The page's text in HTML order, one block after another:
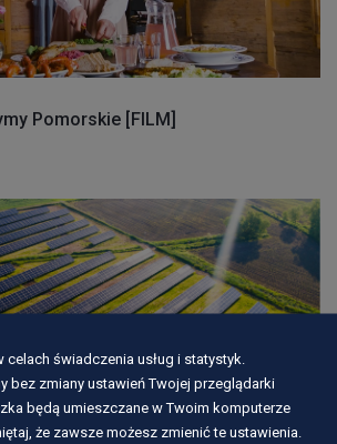
Pomorskie [FILM]
świadczenia usług i statystyk.
bez zmiany ustawień Twojej przeglądarki
będą umieszczane w Twoim komputerze
że zawsze możesz zmienić te ustawienia.